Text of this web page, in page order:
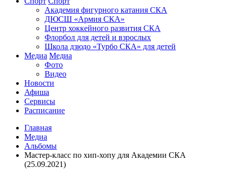
Академия фигурного катания СКА
ДЮСШ «Армия СКА»
Центр хоккейного развития СКА
Флорбол для детей и взрослых
Школа дзюдо «Турбо СКА» для детей
Медиа Медиа
Фото
Видео
Новости
Афиша
Сервисы
Расписание
Главная
Медиа
Альбомы
Мастер-класс по хип-хопу для Академии СКА
(25.09.2021)